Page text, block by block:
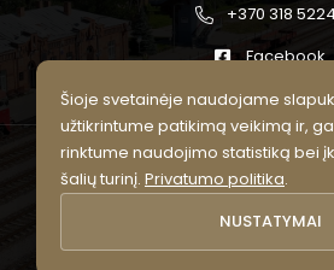
+370 318
Facebook
© 2026 Lazdijų kultūros
Visos teisės
Privatumo politikaSlapukų
Šioje svetainėje naudojame
užtikrintume patikimą veikimą ir,
rinktume naudojimo statistiką bei
šalių turinį. Privatumo politika.
NUSTATYMAI